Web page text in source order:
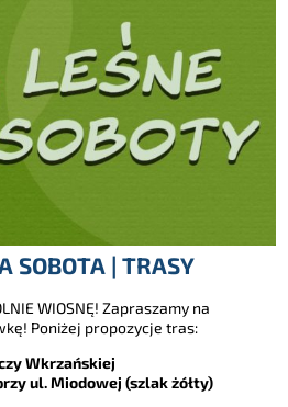
SOBOTA | TRASY
WIOSNĘ! Zapraszamy na
Poniżej propozycje tras:
Wkrzańskiej
ul. Miodowej (szlak żółty)